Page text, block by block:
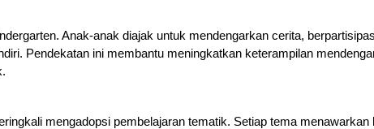
Anak-anak diajak untuk mendengarkan cerita,
Pendekatan ini membantu meningkatkan keterampilan
mengadopsi pembelajaran tematik. Setiap tema menawarkan